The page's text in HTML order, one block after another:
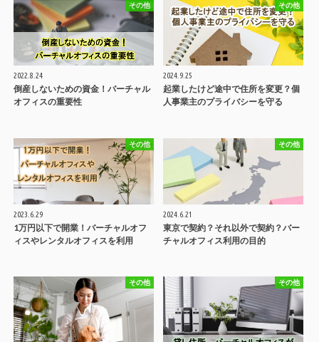
その他
2022.8.24
倒産しないための資金！バーチャル
オフィスの重要性
その他
2024.9.25
起業したけど途中で住所を変更？個
人事業主のプライバシーを守る
その他
2023.6.29
1万円以下で開業！バーチャルオフ
ィスやレンタルオフィスを利用
その他
2024.6.21
東京で契約？それ以外で契約？バー
チャルオフィス利用の目的
その他 その他